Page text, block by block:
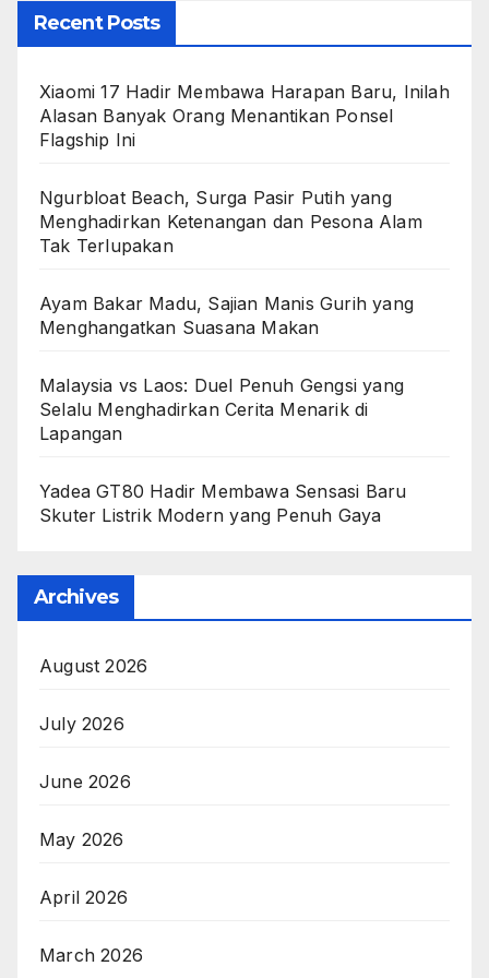
Recent Posts
Xiaomi 17 Hadir Membawa Harapan Baru, Inilah
Alasan Banyak Orang Menantikan Ponsel
Flagship Ini
Ngurbloat Beach, Surga Pasir Putih yang
Menghadirkan Ketenangan dan Pesona Alam
Tak Terlupakan
Ayam Bakar Madu, Sajian Manis Gurih yang
Menghangatkan Suasana Makan
Malaysia vs Laos: Duel Penuh Gengsi yang
Selalu Menghadirkan Cerita Menarik di
Lapangan
Yadea GT80 Hadir Membawa Sensasi Baru
Skuter Listrik Modern yang Penuh Gaya
Archives
August 2026
July 2026
June 2026
May 2026
April 2026
March 2026